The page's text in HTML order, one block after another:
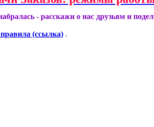
- расскажи о нас друзьям и
(ссылка) .